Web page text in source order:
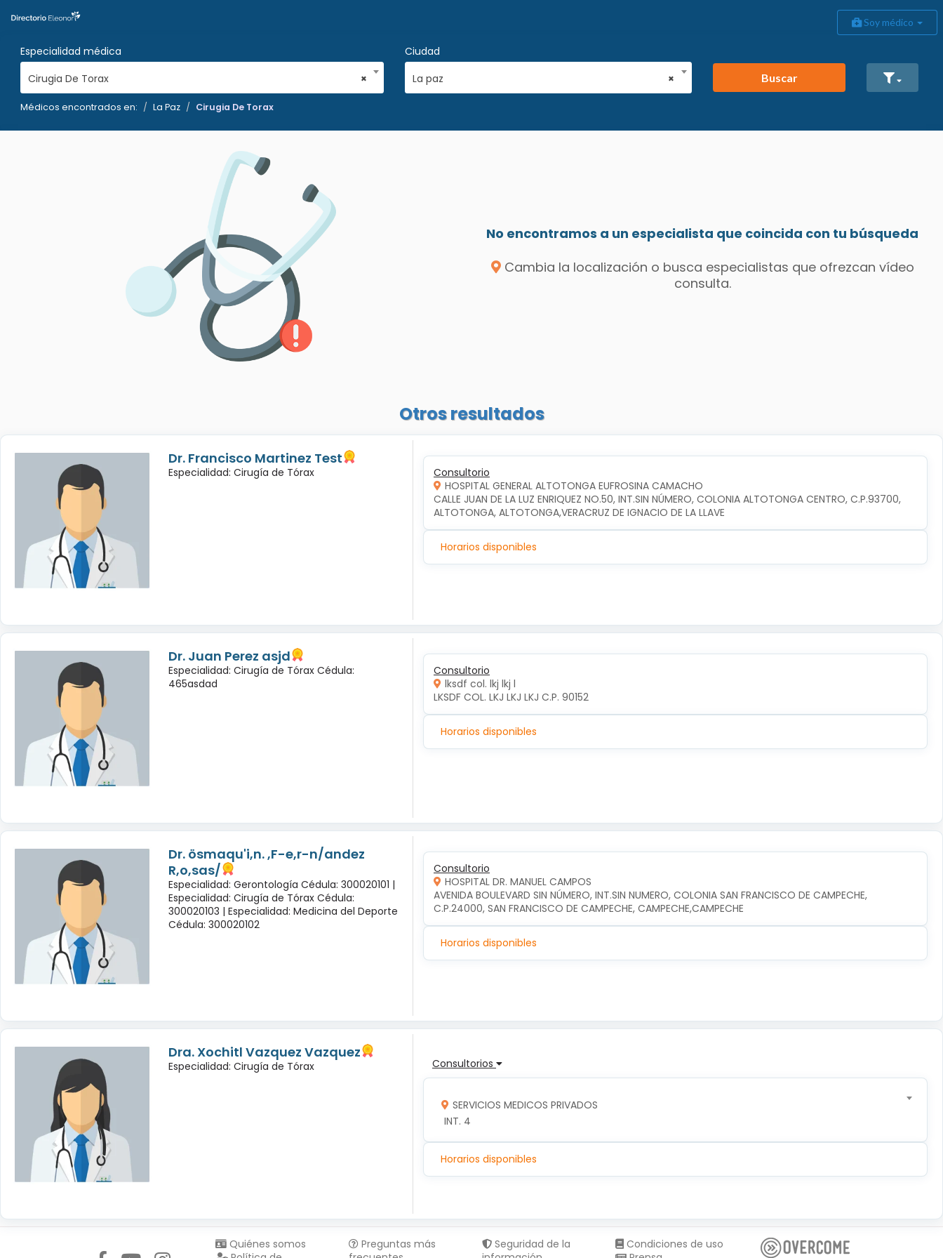
Soy médico
Especialidad médica
×
Cirugia De Torax
Ciudad
×
La paz Buscar
Médicos encontrados en: La Paz Cirugia De Torax
No encontramos a un especialista que coincida con tu búsqueda
Cambia la localización o busca especialistas que ofrezcan vídeo
consulta.
Otros resultados
Dr. Francisco Martinez Test
Especialidad: Cirugía de Tórax
Consultorio
HOSPITAL GENERAL ALTOTONGA EUFROSINA CAMACHO
CALLE JUAN DE LA LUZ ENRIQUEZ NO.50, INT.SIN NÚMERO, COLONIA ALTOTONGA CENTRO, C.P.93700,
ALTOTONGA, ALTOTONGA,VERACRUZ DE IGNACIO DE LA LLAVE
Horarios disponibles
Dr. Juan Perez asjd
Especialidad: Cirugía de Tórax Cédula:
465asdad
Consultorio
lksdf col. lkj lkj l
LKSDF COL. LKJ LKJ LKJ C.P. 90152
Horarios disponibles
Dr. ösmaqu'i,n. ,F-e,r-n/andez
R,o,sas/
Especialidad: Gerontología Cédula: 300020101 |
Especialidad: Cirugía de Tórax Cédula:
300020103 | Especialidad: Medicina del Deporte
Cédula: 300020102
Consultorio
HOSPITAL DR. MANUEL CAMPOS
AVENIDA BOULEVARD SIN NÚMERO, INT.SIN NUMERO, COLONIA SAN FRANCISCO DE CAMPECHE,
C.P.24000, SAN FRANCISCO DE CAMPECHE, CAMPECHE,CAMPECHE
Horarios disponibles
Dra. Xochitl Vazquez Vazquez
Especialidad: Cirugía de Tórax Consultorios
SERVICIOS MEDICOS PRIVADOS
INT. 4
Horarios disponibles
Quiénes somos
Preguntas más
Seguridad de la
Condiciones de uso